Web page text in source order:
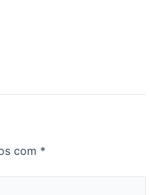
com *